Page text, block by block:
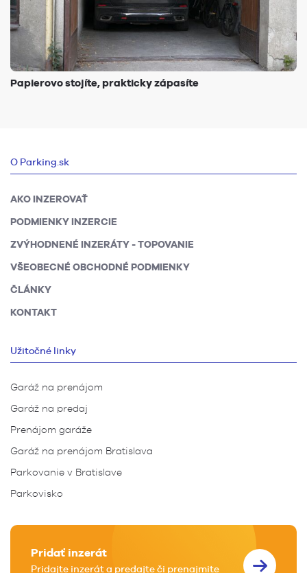
Papierovo stojíte, prakticky zápasíte
O Parking.sk
AKO INZEROVAŤ
PODMIENKY INZERCIE
ZVÝHODNENÉ INZERÁTY - TOPOVANIE
VŠEOBECNÉ OBCHODNÉ PODMIENKY
ČLÁNKY
KONTAKT
Užitočné linky
Garáž na prenájom
Garáž na predaj
Prenájom garáže
Garáž na prenájom Bratislava
Parkovanie v Bratislave
Parkovisko
Pridať inzerát
Pridajte inzerát a predajte či prenajmite